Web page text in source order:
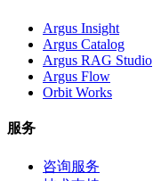
Argus Insight
Argus Catalog
Argus RAG Studio
Argus Flow
Orbit Works
服务
咨询服务